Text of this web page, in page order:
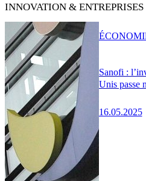
INNOVATION & ENTREPRISES
Sanofi :
Unis passe
16.05.2025